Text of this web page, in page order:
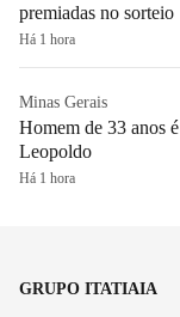
premiadas no sorteio
Há 1 hora
Minas Gerais
Homem de 33 anos
Leopoldo
Há 1 hora
GRUPO ITATIAIA